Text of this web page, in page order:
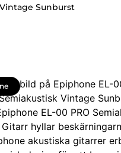
Vintage Sunburst